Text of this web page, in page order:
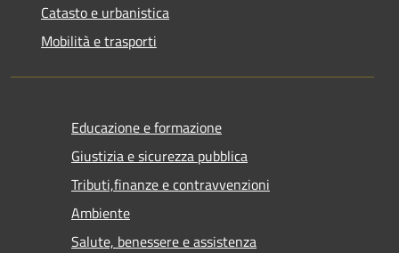
Catasto e urbanistica
Mobilità e trasporti
Educazione e formazione
Giustizia e sicurezza pubblica
Tributi,finanze e contravvenzioni
Ambiente
Salute, benessere e assistenza